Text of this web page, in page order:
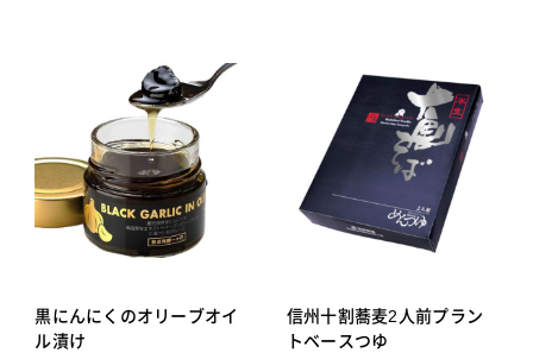
黒にんにくのオリーブオイ
ル漬け
信州十割蕎麦2人前プラン
トベースつゆ